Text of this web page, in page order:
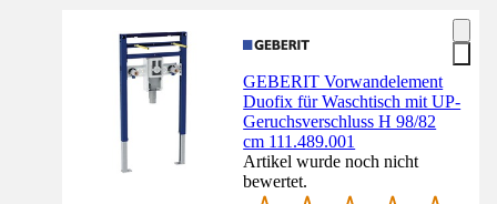
GEBERIT Vorwandelement
Duofix für Waschtisch mit UP-
Geruchsverschluss H 98/82
cm 111.489.001
Artikel wurde noch nicht
bewertet.